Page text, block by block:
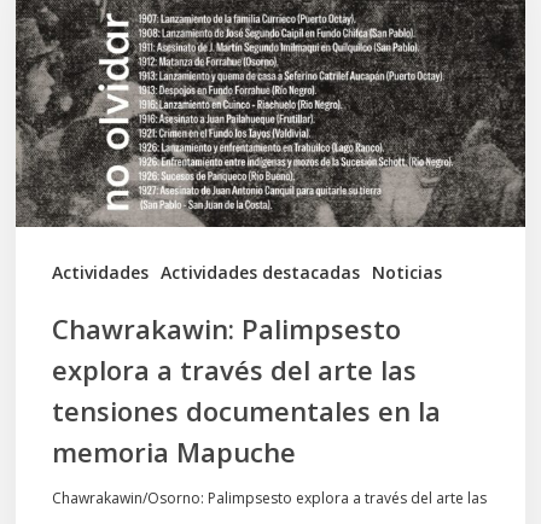
Actividades Actividades destacadas Noticias
a
través
del
arte
las
tensiones
documentales
memoria
Mapuche
Chawrakawin: Palimpsesto
explora a través del arte las
tensiones documentales en la
memoria Mapuche
Chawrakawin/Osorno: Palimpsesto explora a través del arte las